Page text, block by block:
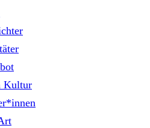
Kultur